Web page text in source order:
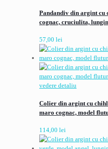
Pandandiv din argint
cognac, cruciulita,
57,00 lei
Colier din argint cu
maro cognac, model
114,00 lei